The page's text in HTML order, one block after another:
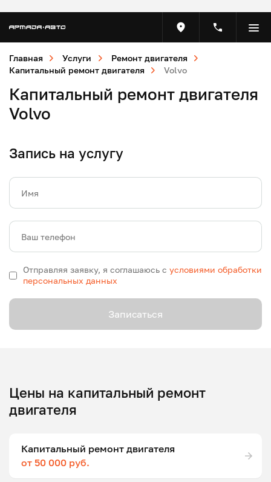
Главная Услуги
Ремонт двигателя
Капитальный ремонт двигателя
Volvo
Капитальный ремонт двигателя
Volvo
Запись на услугу
Имя
Ваш телефон
Отправляя заявку, я соглашаюсь с условиями обработки
персональных данных
Записаться
Цены на капитальный ремонт
двигателя
Капитальный ремонт двигателя
от 50 000 руб.